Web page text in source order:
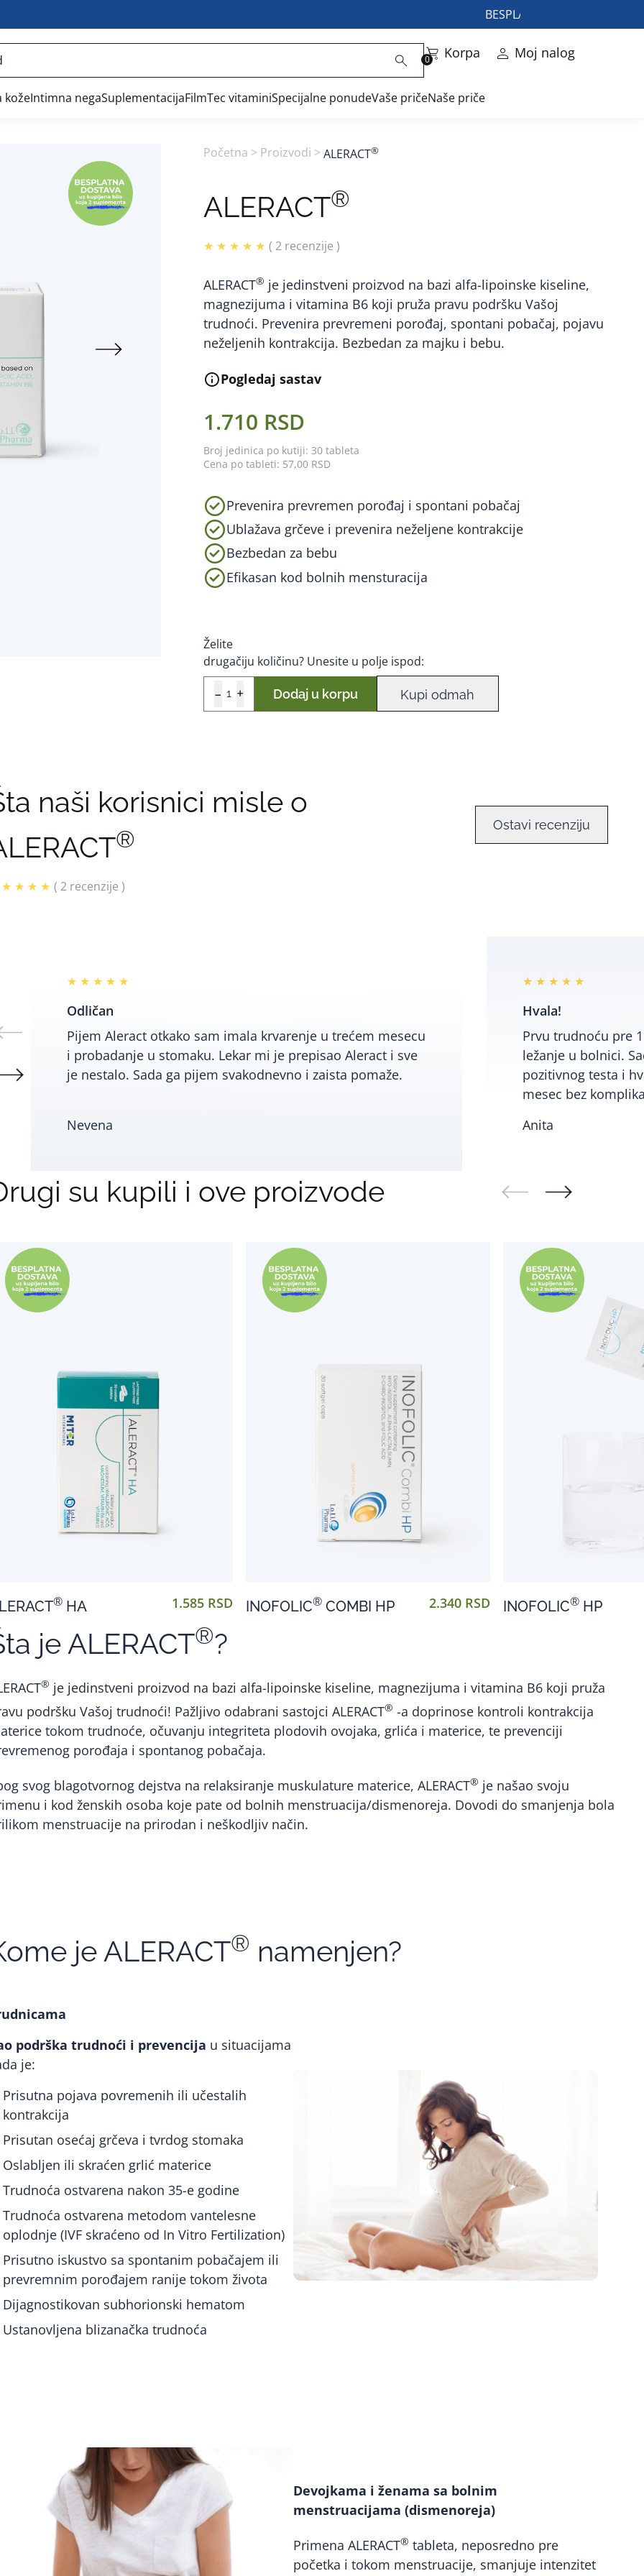
BESPLATNA DOSTAVA UZ
Korpa
0 Moj nalog
kožeIntimna negaSuplementacijaFilmTec vitaminiSpecijalne ponudeVaše pričeNaše priče
Početna > Proizvodi > ALERACT®
ALERACT®
★ ★ ★ ★ ★ ( 2 recenzije )
ALERACT® je jedinstveni proizvod na bazi alfa-lipoinske kiseline,
magnezijuma i vitamina B6 koji pruža pravu podršku Vašoj
trudnoći. Prevenira prevremeni porođaj, spontani pobačaj, pojavu
neželjenih kontrakcija. Bezbedan za majku i bebu.
Pogledaj sastav
1.710 RSD
Broj jedinica po kutiji: 30 tableta
Cena po tableti: 57,00 RSD
Prevenira prevremen porođaj i spontani pobačaj
Ublažava grčeve i prevenira neželjene kontrakcije
Bezbedan za bebu
Efikasan kod bolnih mensturacija
Želite
drugačiju količinu? Unesite u polje ispod:
- + Dodaj u korpu Kupi odmah
naši korisnici misle o
®
Ostavi recenziju
★ ★ ★ ( 2 recenzije )
★ ★ ★ ★ ★
Odličan
Pijem Aleract otkako sam imala krvarenje u trećem mesecu
i probadanje u stomaku. Lekar mi je prepisao Aleract i sve
je nestalo. Sada ga pijem svakodnevno i zaista pomaže.
Nevena
★ ★ ★ ★ ★
Hvala!
Prvu trudnoću pre
ležanje u bolnici.
pozitivnog testa i
mesec bez
Anita
su kupili i ove proizvode
® HA 1.585 RSD INOFOLIC® COMBI HP 2.340 RSD INOFOLIC® HP
je ALERACT®?
® je jedinstveni proizvod na bazi alfa-lipoinske kiseline, magnezijuma i vitamina B6 koji pruža
podršku Vašoj trudnoći! Pažljivo odabrani sastojci ALERACT® -a doprinose kontroli kontrakcija
tokom trudnoće, očuvanju integriteta plodovih ovojaka, grlića i materice, te prevenciji
porođaja i spontanog pobačaja.
svog blagotvornog dejstva na relaksiranje muskulature materice, ALERACT® je našao svoju
i kod ženskih osoba koje pate od bolnih menstruacija/dismenoreja. Dovodi do smanjenja bola
menstruacije na prirodan i neškodljiv način.
je ALERACT® namenjen?
podrška trudnoći i prevencija u situacijama
je:
Prisutna pojava povremenih ili učestalih
kontrakcija
Prisutan osećaj grčeva i tvrdog stomaka
Oslabljen ili skraćen grlić materice
Trudnoća ostvarena nakon 35-e godine
Trudnoća ostvarena metodom vantelesne
oplodnje (IVF skraćeno od In Vitro Fertilization)
Prisutno iskustvo sa spontanim pobačajem ili
prevremnim porođajem ranije tokom života
Dijagnostikovan subhorionski hematom
Ustanovljena blizanačka trudnoća
Devojkama i ženama sa bolnim
menstruacijama (dismenoreja)
Primena ALERACT® tableta, neposredno pre
početka i tokom menstruacije, smanjuje intenzitet